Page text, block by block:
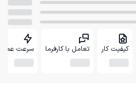
کیفیت کار تعامل با کارفرما سرعت عمل